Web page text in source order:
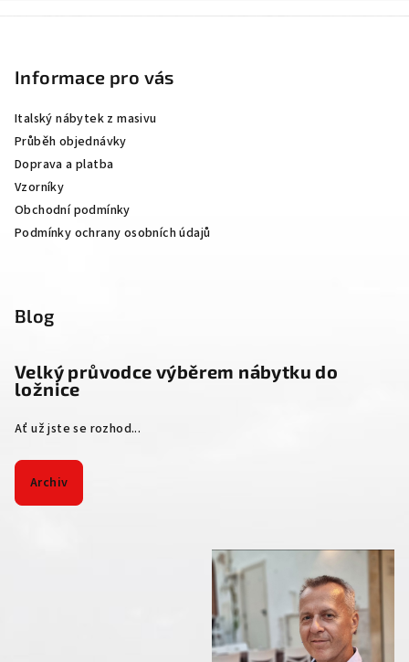
Informace pro vás
Italský nábytek z masivu
Průběh objednávky
Doprava a platba
Vzorníky
Obchodní podmínky
Podmínky ochrany osobních údajů
Blog
Velký průvodce výběrem nábytku do
ložnice
Ať už jste se rozhod...
Archiv